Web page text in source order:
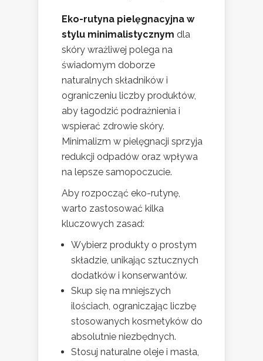
Eko-rutyna pielęgnacyjna w
stylu minimalistycznym dla
skóry wrażliwej polega na
świadomym doborze
naturalnych składników i
ograniczeniu liczby produktów,
aby łagodzić podrażnienia i
wspierać zdrowie skóry.
Minimalizm w pielęgnacji sprzyja
redukcji odpadów oraz wpływa
na lepsze samopoczucie.
Aby rozpocząć eko-rutynę,
warto zastosować kilka
kluczowych zasad:
Wybierz produkty o prostym
składzie, unikając sztucznych
dodatków i konserwantów.
Skup się na mniejszych
ilościach, ograniczając liczbę
stosowanych kosmetyków do
absolutnie niezbędnych.
Stosuj naturalne oleje i masła,